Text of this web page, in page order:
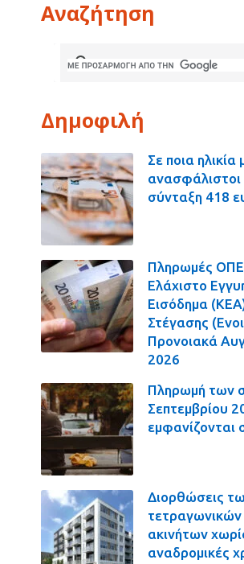
Αναζήτηση
Δημοφιλή
Σε ποια ηλικία
σύνταξη 418
Πληρωμές
Ελάχιστο
Εισόδημα
Στέγασης
Προνοιακά
2026
Πληρωμή των
Σεπτεμβρίου
Διορθώσεις
ακινήτων
αναδρομικές